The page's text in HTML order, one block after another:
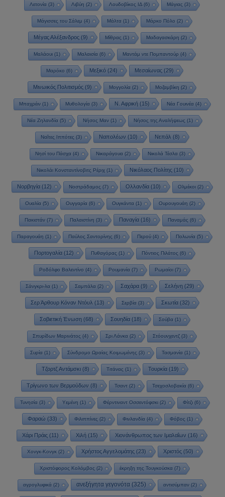
Λετονία (3) Λιβύη (2) Λουδοβίκος ΙΔ(6) Μάγιας (3)
Μάγισσες του Σάλεμ (4) Μάλτα (1) Μάρκο Πόλο (2)
Μέγας Αλέξανδρος(9) Μίθρας (1) Μαδαγασκάρη (2)
Μαλάουι (1) Μαλαισία (6) Μαντάμ ντε Πομπαντούρ (4)
Μαρόκο (6) Μεξικό (24) Μεσαίωνας (29)
Μινωικός Πολιτισμός (9) Μογγολία (2) Μοζαμβίκη (2)
Μπαχρέιν(1) Μυθολογία(3) Ν. Αφρική(15) Νέα Γουινέα(4)
Νέα Ζηλανδία (5) Νήσος Μαν (1) Νήσος της Αναλήψεως (1)
Ναΐτες Ιππότες (3) Ναπολέων (10) Νεπάλ (8)
Νησί του Πάσχα(4) Νικαράγουα(2) Νικολά Τέσλα(3)
Νικολάι Κονσταντίνοβιτς Ρέριχ(1) Νικόλαος Πολίτης(10)
Νορβηγία(12) Νοστράδαμος (7) Ολλανδία(10) Ολμέκοι(2)
Ουαλία(5) Ουγγαρία(6) Ουγκάντα(1) Ουρουγουάη (2)
Πακιστάν(7) Παλαιστίνη (3) Παναγία(16) Παναμάς (6)
Παραγουάη (1) Παύλος Σαντορίνης (6) Περού (4) Πολωνία (5)
Πορτογαλία (12) Πυθαγόρας (1) Πόντιος Πιλάτος (6)
Ροδόλφο Βαλεντίνο (4) Ρουμανία (7) Ρωμαίοι (7)
Σάνγκρι-λα (1) Σαμπάλα (2) Σαχάρα (9) Σελήνη (29)
Σερ Άρθουρ Κόναν Ντόυλ (13) Σερβία(3) Σκωτία(32)
Σοβιετική Ένωση(68) Σουηδία(18) Σούβα(1)
Σπυρίδων Μαρινάτος (4) Σρι Λάνκα (2) Στόουνχεντζ (3)
Συρία(1) Σύνδρομο Ωραίας Κοιμωμένης (3) Τασμανία(1)
Τζορτζ Αντάμσκι(8) Τιτάνας (1) Τουρκία(19)
Τρίγωνο των Βερμούδων (8) Τσαντ(2) Τσεχοσλοβακία(6)
Τυνησία(3) Υεμένη (1) Φέρντιναντ Οσσεντόφσκι(2) Φίτζι(6)
Φαραώ (33) Φιλιππίνες (2) Φινλανδία(4) Φόβος (1)
Χάρι Πράις (11) Χιλή (15) Χιονάνθρωπος των Ιμαλαΐων (16)
Χονγκ-Κονγκ(2) Χρήστος Αγγελομάτης(23) Χριστός(50)
Χριστόφορος Κολόμβος (2) έκρηξη της Τουγκούσκα (7)
αγρογλυφικά (2) ανεξήγητα γεγονότα (325) αντισύμπαν (2)